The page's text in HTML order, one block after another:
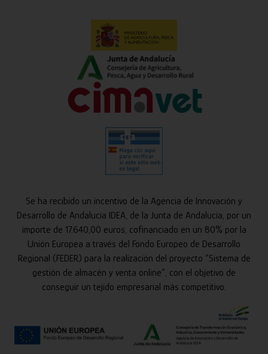
Se ha recibido un incentivo de la Agencia de Innovación y
Desarrollo de Andalucía IDEA, de la Junta de Andalucía, por un
importe de 17.640,00 euros, cofinanciado en un 80% por la
Unión Europea a través del Fondo Europeo de Desarrollo
Regional (FEDER) para la realización del proyecto “Sistema de
gestión de almacén y venta online”, con el objetivo de
conseguir un tejido empresarial más competitivo.